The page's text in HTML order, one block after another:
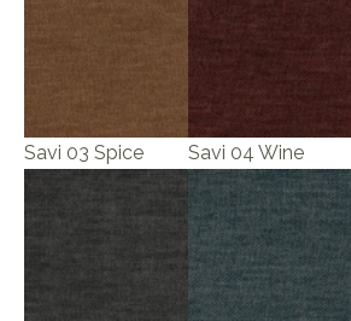
Savi 03 Spice Savi 04 Wine